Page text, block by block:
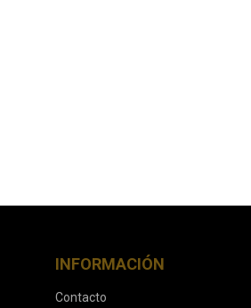
INFORMACIÓN
Contacto